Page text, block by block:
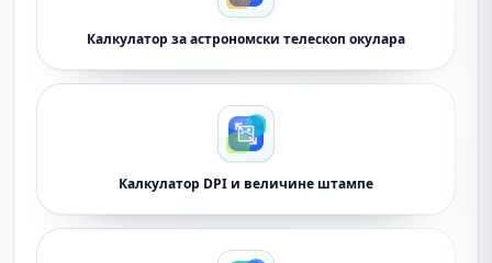
Калкулатор за астрономски телескоп окулара
Калкулатор DPI и величине штампе